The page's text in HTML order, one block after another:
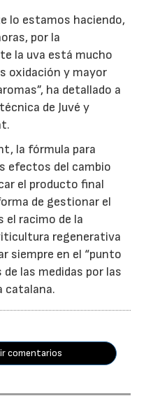
lo estamos haciendo,
por la
la uva está mucho
oxidación y mayor
ha detallado a
de Juvé y
la fórmula para
efectos del cambio
el producto final
de gestionar el
el racimo de la
regenerativa
siempre en el “punto
las medidas por las
catalana.
comentarios